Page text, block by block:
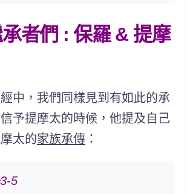
者們 :保羅 & 提摩
中，我們同樣見到有如此的承
予提摩太的時候，他提及自己
太的家族承傳：
5